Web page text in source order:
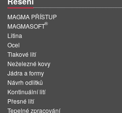
PT
MAGMA Türkiye
EN
TR
MAGMA China
MAGMA PŘÍSTUP
MAGMASOFT
®
Litina
Ocel
Tlakové lití
Neželezné kovy
Jádra a formy
Návrh odlitků
Kontinuální lití
Přesné lití
Tepelné zpracování